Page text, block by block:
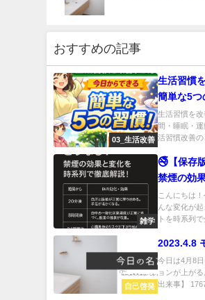
おすすめの記事
03_生活改善
生活習慣
簡単な5つ
生活習慣を
間・睡眠・
活習慣改善の
雑学
🚭【保存
禁煙の効
こんにちは
んな変化が
トを時系列
自己啓発
2023.4.8
今日は4月8
ョンが上が
出来事】